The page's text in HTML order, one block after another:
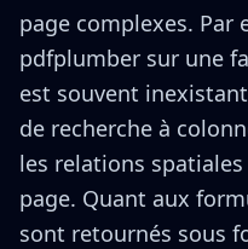
page complexes.
pdfplumber sur une
est souvent
de recherche à
les relations
page. Quant aux
sont retournés sous